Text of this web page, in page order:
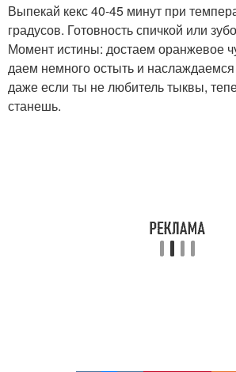
Выпекай кекс 40-45 минут при
градусов. Готовность спичкой или
Момент истины: достаем оранжевое
даем немного остыть и
даже если ты не любитель тыквы,
станешь.